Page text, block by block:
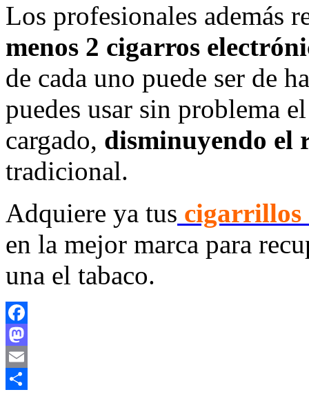
Los profesionales además
menos 2 cigarros
de cada uno puede ser de
puedes usar sin problema
cargado, disminuyendo el
tradicional.
Adquiere ya tus cigarrillos
en la mejor marca para
una el tabaco.
Facebook
Mastodon
Email